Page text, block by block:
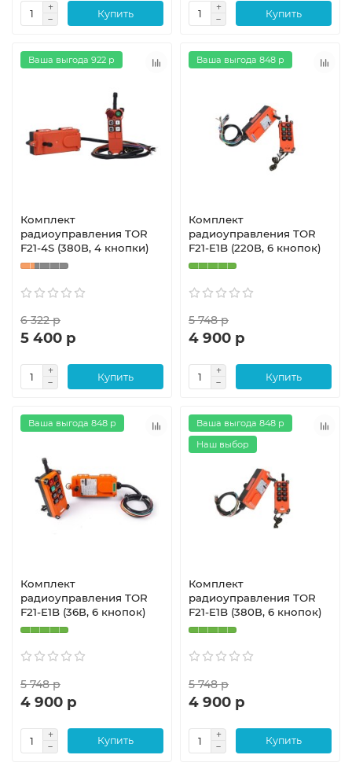
Купить Купить
Ваша выгода 922 р
Комплект
радиоуправления TOR
F21-4S (380В, 4 кнопки)
6 322 р
5 400 р
Купить
Ваша выгода 848 р
Комплект
радиоуправления TOR
F21-E1B (220В, 6 кнопок)
5 748 р
4 900 р
Купить
Ваша выгода 848 р
Комплект
радиоуправления TOR
F21-E1B (36В, 6 кнопок)
5 748 р
4 900 р
Купить
Ваша выгода 848 р
Наш выбор
Комплект
радиоуправления TOR
F21-E1B (380В, 6 кнопок)
5 748 р
4 900 р
Купить